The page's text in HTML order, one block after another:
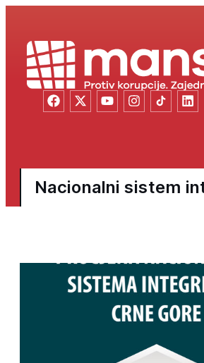
Nacionalni sistem